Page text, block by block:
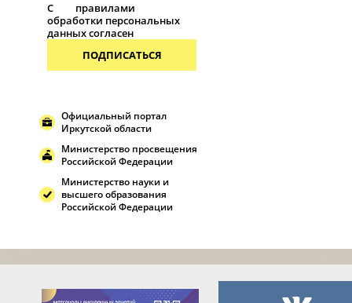
С
правилами
обработки персональных
данных согласен
ПОДПИСАТЬСЯ
Официальный портал
Иркутской области
Министерство просвещения
Российской Федерации
Министерство науки и
высшего образования
Российской Федерации